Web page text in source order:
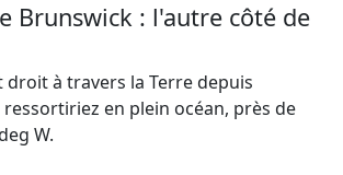
Brunswick : l'autre côté de
droit à travers la Terre depuis
en plein océan, près de
W.